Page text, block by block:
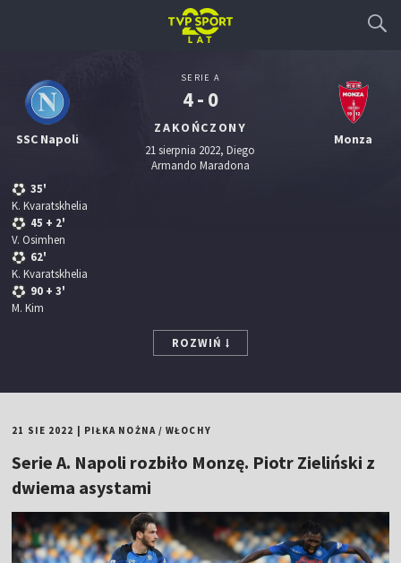
SSC Napoli
35'
K. Kvaratskhelia
45 + 2'
V. Osimhen
62'
K. Kvaratskhelia
90 + 3'
M. Kim
SERIE A
4 - 0
ZAKOŃCZONY
21 sierpnia 2022, Diego
Armando Maradona
Monza
ROZWIŃ
21 SIE 2022 PIŁKA NOŻNA/WŁOCHY
Serie A. Napoli rozbiło Monzę. Piotr Zieliński z
dwiema asystami